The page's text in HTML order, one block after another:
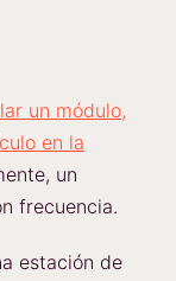
un módulo,
en la
un
frecuencia.
estación de